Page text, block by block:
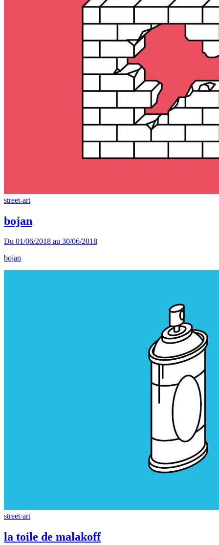
street-art
bojan
Du 01/06/2018 au 30/06/2018
bojan
street-art
la toile de malakoff